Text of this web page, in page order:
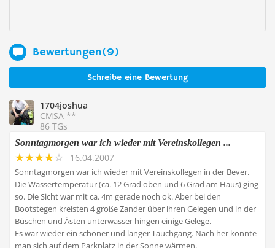
Bewertungen(9)
Schreibe eine Bewertung
1704joshua
CMSA **
86 TGs
Sonntagmorgen war ich wieder mit Vereinskollegen ...
16.04.2007
Sonntagmorgen war ich wieder mit Vereinskollegen in der Bever.
Die Wassertemperatur (ca. 12 Grad oben und 6 Grad am Haus) ging
so. Die Sicht war mit ca. 4m gerade noch ok. Aber bei den
Bootstegen kreisten 4 große Zander über ihren Gelegen und in der
Büschen und Ästen unterwasser hingen einige Gelege.
Es war wieder ein schöner und langer Tauchgang. Nach her konnte
man sich auf dem Parkplatz in der Sonne wärmen.